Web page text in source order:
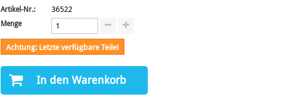
Artikel-Nr.: 36522
Menge
Achtung: Letzte verfügbare Teile!
In den Warenkorb